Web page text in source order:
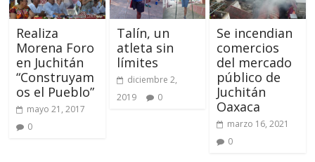
Realiza
Morena Foro
en Juchitán
“Construyam
os el Pueblo”
mayo 21, 2017
0
Talín, un
atleta sin
límites
diciembre 2,
2019
0
Se incendian
comercios
del mercado
público de
Juchitán
Oaxaca
marzo 16, 2021
0